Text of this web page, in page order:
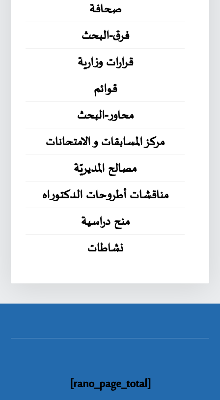
صحافة
فرق-البحث
قرارات وزارية
قوائم
محاور-البحث
مركز المسابقات و الامتحانات
مصالح المديريّة
مناقشات أطروحات الدكتوراه
منح دراسية
نشاطات
[rano_page_total]